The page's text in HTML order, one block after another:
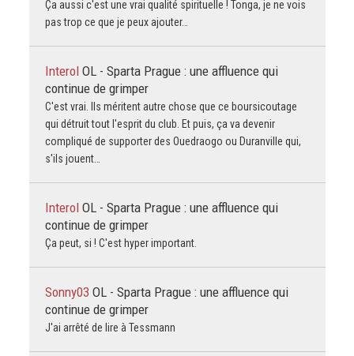
Ça aussi c'est une vrai qualité spirituelle ! Tonga, je ne vois
pas trop ce que je peux ajouter…
Interol OL - Sparta Prague : une affluence qui
continue de grimper
C'est vrai. Ils méritent autre chose que ce boursicoutage
qui détruit tout l'esprit du club. Et puis, ça va devenir
compliqué de supporter des Ouedraogo ou Duranville qui,
s'ils jouent…
Interol OL - Sparta Prague : une affluence qui
continue de grimper
Ça peut, si ! C'est hyper important.
Sonny03 OL - Sparta Prague : une affluence qui
continue de grimper
J'ai arrêté de lire à Tessmann